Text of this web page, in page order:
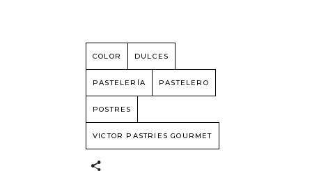
COLOR DULCES
PASTELERÍA PASTELERO
POSTRES
VICTOR PASTRIES GOURMET